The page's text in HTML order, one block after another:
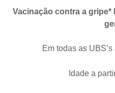
Vacinação contra a
Em todas as
Idade a